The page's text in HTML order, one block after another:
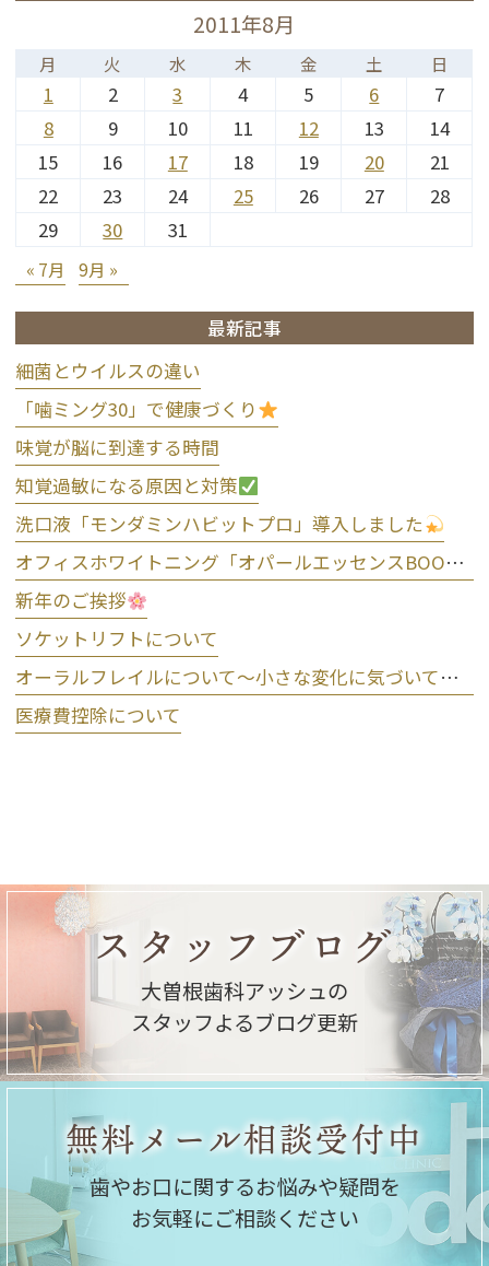
2011年8月
月 火 水 木 金 土 日
1 2 3 4 5 6
7
8
9 10 11 12 13
14
15
16 17 18 19 20
21
22
23 24 25 26 27
28
29
30 31
« 7月 9月 »
最新記事
細菌とウイルスの違い
「噛ミング30」で健康づくり
味覚が脳に到達する時間
知覚過敏になる原因と対策
洗口液「モンダミンハビットプロ」導入しました
オフィスホワイトニング「オパールエッセンスBOOST」導入しました
新年のご挨拶
ソケットリフトについて
オーラルフレイルについて～小さな変化に気づいて予防しましょう～
医療費控除について
スタッフブログ
大曽根歯科アッシュの
スタッフよるブログ更新
無料メール相談受付中
歯やお口に関するお悩みや疑問を
お気軽にご相談ください